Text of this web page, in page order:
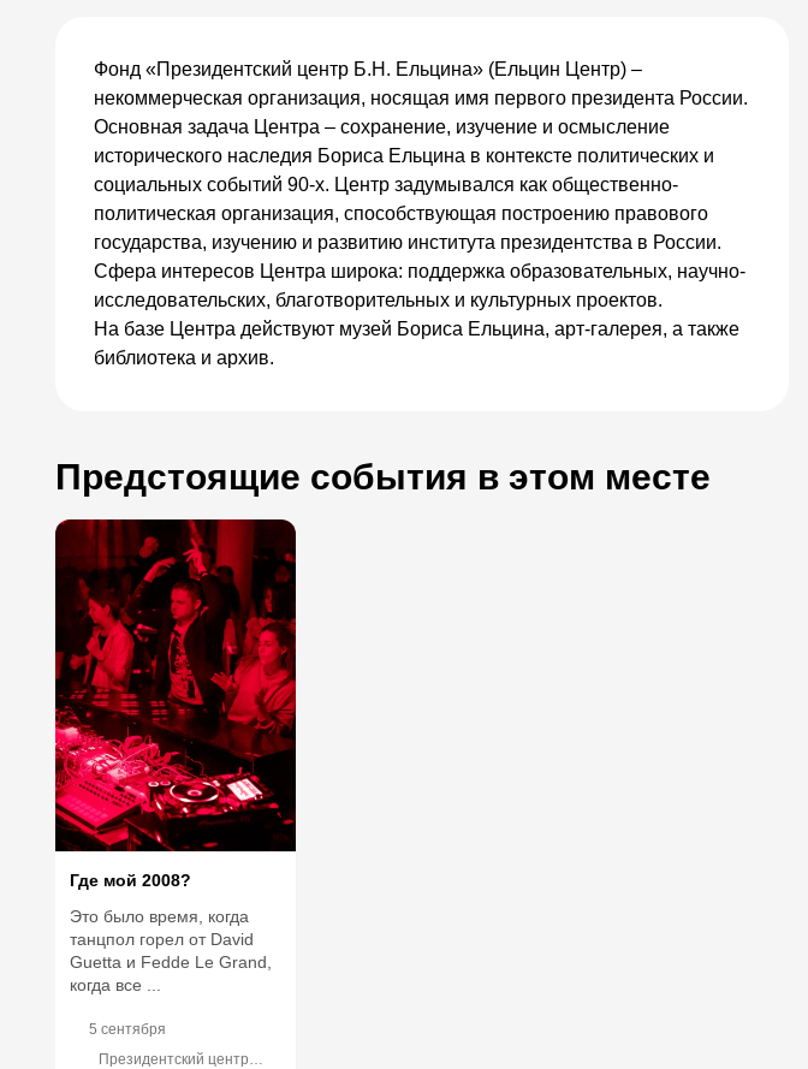
Фонд «Президентский центр Б.Н. Ельцина» (Ельцин Центр) –
некоммерческая организация, носящая имя первого президента России.
Основная задача Центра – сохранение, изучение и осмысление
исторического наследия Бориса Ельцина в контексте политических и
социальных событий 90-х. Центр задумывался как общественно-
политическая организация, способствующая построению правового
государства, изучению и развитию института президентства в России.
Сфера интересов Центра широка: поддержка образовательных, научно-
исследовательских, благотворительных и культурных проектов.
На базе Центра действуют музей Бориса Ельцина, арт-галерея, а также
библиотека и архив.
Предстоящие события в этом месте
Где мой 2008?
Это было время, когда
танцпол горел от David
Guetta и Fedde Le Grand,
когда все ...
5 сентября
Президентский центр